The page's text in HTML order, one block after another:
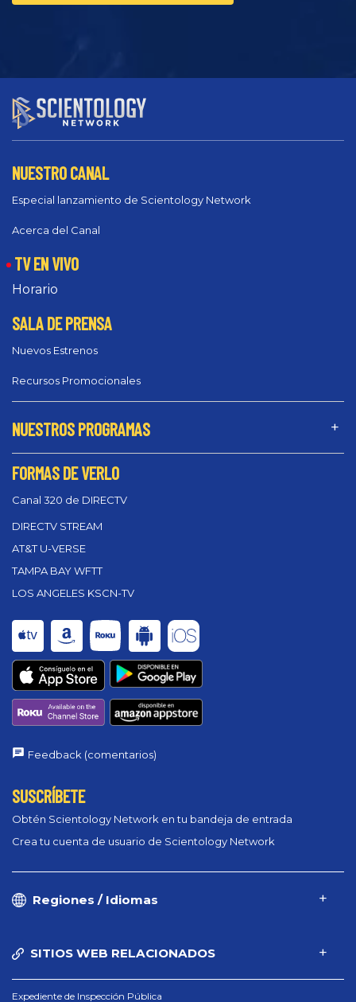
NUESTRO CANAL
Especial lanzamiento de Scientology Network
Acerca del Canal
TV EN VIVO
Horario
SALA DE PRENSA
Nuevos Estrenos
Recursos Promocionales
NUESTROS PROGRAMAS
FORMAS DE VERLO
Canal 320 de DIRECTV
DIRECTV STREAM
AT&T U-VERSE
TAMPA BAY WFTT
LOS ANGELES KSCN-TV
Feedback (comentarios)
SUSCRÍBETE
Obtén Scientology Network en tu bandeja de entrada
Crea tu cuenta de usuario de Scientology Network
Regiones / Idiomas
SITIOS WEB RELACIONADOS
Expediente de Inspección Pública